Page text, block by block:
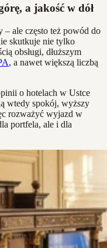
a jakość w dół
– ale często też powód do
skutkuje nie tylko
obsługi, dłuższym
, a nawet większą liczbą
o hotelach w Ustce
wtedy spokój, wyższy
rozważyć wyjazd w
portfela, ale i dla